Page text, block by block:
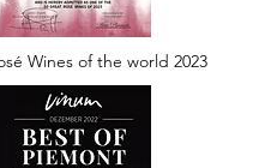
Wines of the world 2023